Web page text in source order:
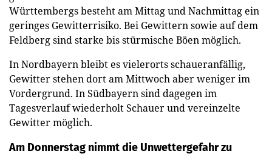
Württembergs besteht am Mittag und Nachmittag ein
geringes Gewitterrisiko. Bei Gewittern sowie auf dem
Feldberg sind starke bis stürmische Böen möglich.
In Nordbayern bleibt es vielerorts schaueranfällig,
Gewitter stehen dort am Mittwoch aber weniger im
Vordergrund. In Südbayern sind dagegen im
Tagesverlauf wiederholt Schauer und vereinzelte
Gewitter möglich.
Am Donnerstag nimmt die Unwettergefahr zu